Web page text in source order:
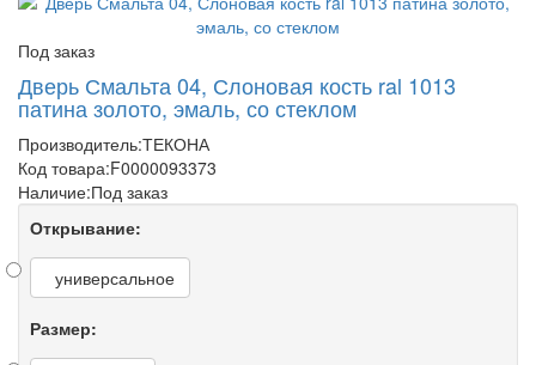
Под заказ
Дверь Смальта 04, Слоновая кость ral 1013
патина золото, эмаль, со стеклом
Производитель:ТЕКОНА
Код товара:F0000093373
Наличие:Под заказ
Открывание:
универсальное
Размер: